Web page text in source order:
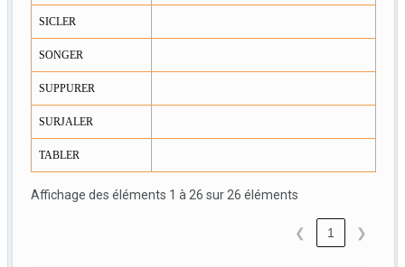
SICLER
SONGER
SUPPURER
SURJALER
TABLER
Affichage des éléments 1 à 26 sur 26 éléments
❮ 1 ❯